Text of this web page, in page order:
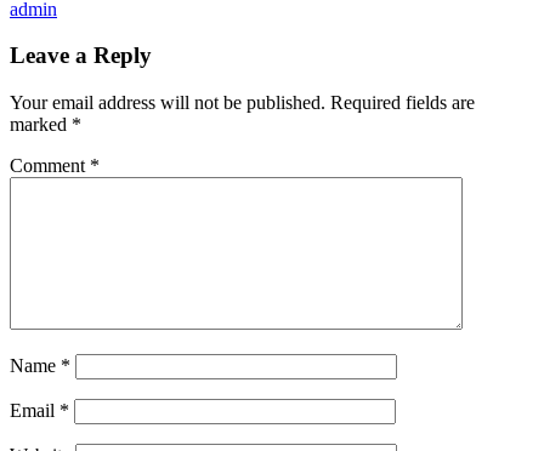
admin
Leave a Reply
Your email address will not be published. Required fields are
marked *
Comment *
Name *
Email *